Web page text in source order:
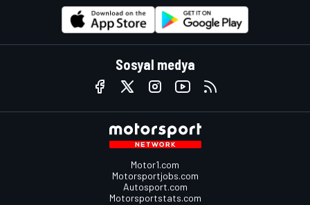
Sosyal medya
Motor1.com
Motorsportjobs.com
Autosport.com
Motorsportstats.com